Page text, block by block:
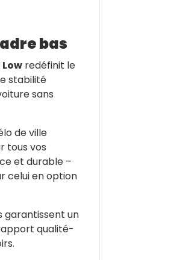
bas
Low redéfinit le
stabilité
sans
de ville
tous vos
et durable –
celui en option
garantissent un
qualité-